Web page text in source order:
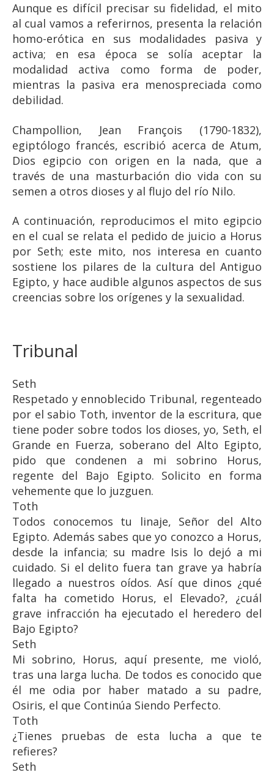
Aunque es difícil precisar su fidelidad, el mito
al cual vamos a referirnos, presenta la relación
homo-erótica en sus modalidades pasiva y
activa; en esa época se solía aceptar la
modalidad activa como forma de poder,
mientras la pasiva era menospreciada como
debilidad.
Champollion, Jean François (1790-1832),
egiptólogo francés, escribió acerca de Atum,
Dios egipcio con origen en la nada, que a
través de una masturbación dio vida con su
semen a otros dioses y al flujo del río Nilo.
A continuación, reproducimos el mito egipcio
en el cual se relata el pedido de juicio a Horus
por Seth; este mito, nos interesa en cuanto
sostiene los pilares de la cultura del Antiguo
Egipto, y hace audible algunos aspectos de sus
creencias sobre los orígenes y la sexualidad.
Tribunal
Seth
Respetado y ennoblecido Tribunal, regenteado
por el sabio Toth, inventor de la escritura, que
tiene poder sobre todos los dioses, yo, Seth, el
Grande en Fuerza, soberano del Alto Egipto,
pido que condenen a mi sobrino Horus,
regente del Bajo Egipto. Solicito en forma
vehemente que lo juzguen.
Toth
Todos conocemos tu linaje, Señor del Alto
Egipto. Además sabes que yo conozco a Horus,
desde la infancia; su madre Isis lo dejó a mi
cuidado. Si el delito fuera tan grave ya habría
llegado a nuestros oídos. Así que dinos ¿qué
falta ha cometido Horus, el Elevado?, ¿cuál
grave infracción ha ejecutado el heredero del
Bajo Egipto?
Seth
Mi sobrino, Horus, aquí presente, me violó,
tras una larga lucha. De todos es conocido que
él me odia por haber matado a su padre,
Osiris, el que Continúa Siendo Perfecto.
Toth
¿Tienes pruebas de esta lucha a que te
refieres?
Seth